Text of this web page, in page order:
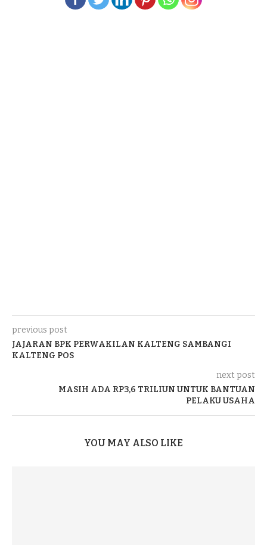
previous post
JAJARAN BPK PERWAKILAN KALTENG SAMBANGI
KALTENG POS
next post
MASIH ADA RP3,6 TRILIUN UNTUK BANTUAN
PELAKU USAHA
YOU MAY ALSO LIKE